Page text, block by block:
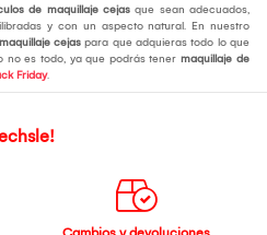
de maquillaje cejas que sean adecuados,
y con un aspecto natural. En nuestro
cejas para que adquieras todo lo que
no es todo, ya que podrás tener maquillaje de
Friday.